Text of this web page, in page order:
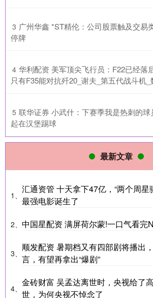
3 广州华鑫 *ST精伦：公司股票触及交易
停牌
4 华利配资 美军顶尖飞行员：F22已经落
只有F35能对抗歼20_谢夫_第五代战斗机_
5 联华证券 小武什：下赛季我是热刺的
起在汉堡踢球
最新文章
1、
汇通资管 十天拿下47亿，“两个周星
最强电影诞生了
2、 中国星配资 满屏荷尔蒙!一口气看完
3、
顺发配资 暑期档又有四部剧将播出
言，有望再拿出“爆剧”
4、
金砖财富 吴孟达离世时，央视给了
世，为何央视不悼念了